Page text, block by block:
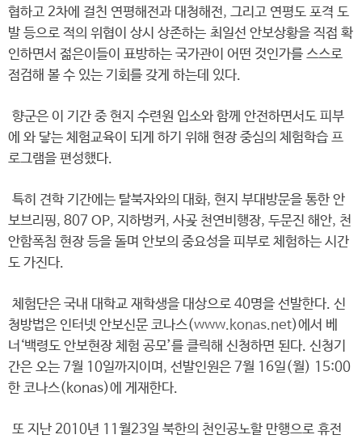
협하고 2차에 걸친 연평해전과 대청해전, 그리고 연평도 포격 도
발 등으로 적의 위협이 상시 상존하는 최일선 안보상황을 직접 확
인하면서 젊은이들이 표방하는 국가관이 어떤 것인가를 스스로
점검해 볼 수 있는 기회를 갖게 하는데 있다.
향군은 이 기간 중 현지 수련원 입소와 함께 안전하면서도 피부
에 와 닿는 체험교육이 되게 하기 위해 현장 중심의 체험학습 프
로그램을 편성했다.
특히 견학 기간에는 탈북자와의 대화, 현지 부대방문을 통한 안
보브리핑, 807 OP, 지하벙커, 사곶 천연비행장, 두문진 해안, 천
안함폭침 현장 등을 돌며 안보의 중요성을 피부로 체험하는 시간
도 가진다.
체험단은 국내 대학교 재학생을 대상으로 40명을 선발한다. 신
청방법은 인터넷 안보신문 코나스(www.konas.net)에서 베
너‘백령도 안보현장 체험 공모’를 클릭해 신청하면 된다. 신청기
간은 오는 7월 10일까지이며, 선발인원은 7월 16일(월) 15:00
한 코나스(konas)에 게재한다.
또 지난 2010년 11월23일 북한의 천인공노할 만행으로 휴전